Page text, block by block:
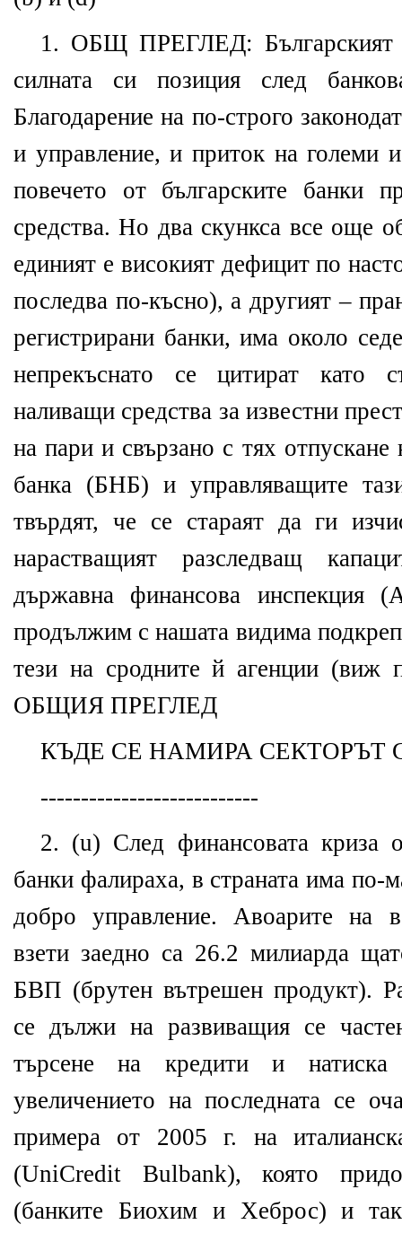
1. ОБЩ ПРЕГЛЕД: Българският
силната си позиция след
Благодарение на по-строго
и управление, и приток на големи
повечето от българските банки
средства. Но два скункса все още
единият е високият дефицит по
последва по-късно), а другият –
регистрирани банки, има около
непрекъснато се цитират като
наливащи средства за известни
на пари и свързано с тях отпускане
банка (БНБ) и управляващите
твърдят, че се стараят да ги
нарастващият разследващ
държавна финансова
продължим с нашата видима
тези на сродните й агенции
ОБЩИЯ ПРЕГЛЕД
КЪДЕ СЕ НАМИРА СЕКТОРЪТ
---------------------------
2. (u) След финансовата криза
банки фалираха, в страната има по-
добро управление. Авоарите на
взети заедно са 26.2 милиарда
БВП (брутен вътрешен продукт).
се дължи на развиващия се
търсене на кредити и
увеличението на последната се
примера от 2005 г. на
(UniCredit Bulbank), която
(банките Биохим и Хеброс) и